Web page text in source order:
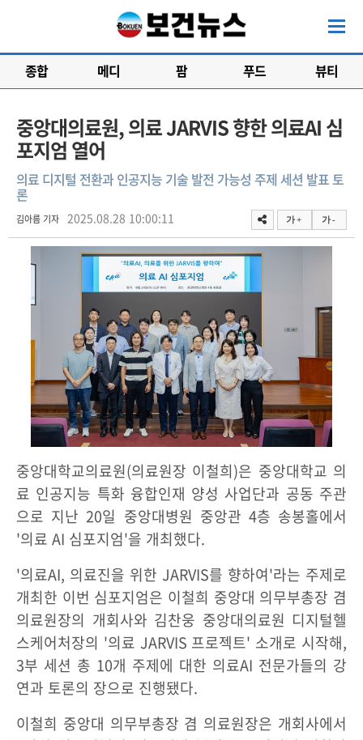
종합 메디 팜 푸드 뷰티
중앙대의료원, 의료 JARVIS 향한 의료AI 심
포지엄 열어
의료 디지털 전환과 인공지능 기술 발전 가능성 주제 세션 발표 토
론
김아름 기자 2025.08.28 10:00:11 가 + 가 -
중앙대학교의료원(의료원장 이철희)은 중앙대학교 의
료 인공지능 특화 융합인재 양성 사업단과 공동 주관
으로 지난 20일 중앙대병원 중앙관 4층 송봉홀에서
'의료 AI 심포지엄'을 개최했다.
'의료AI, 의료진을 위한 JARVIS를 향하여'라는 주제로
개최한 이번 심포지엄은 이철희 중앙대 의무부총장 겸
의료원장의 개회사와 김찬웅 중앙대의료원 디지털헬
스케어처장의 '의료 JARVIS 프로젝트' 소개로 시작해,
3부 세션 총 10개 주제에 대한 의료AI 전문가들의 강
연과 토론의 장으로 진행됐다.
이철희 중앙대 의무부총장 겸 의료원장은 개회사에서